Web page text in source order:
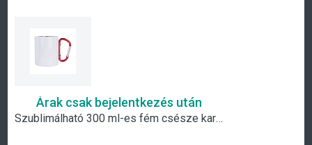
Árak csak bejelentkezés után
Szublimálható 300 ml-es fém csésze karabiner füllel - fehér